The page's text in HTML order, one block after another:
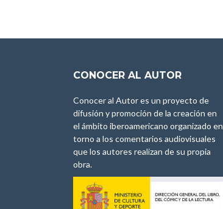
CONOCER AL AUTOR
Conocer al Autor es un proyecto de
difusión y promoción de la creación en
el ámbito iberoamericano organizado en
torno a los comentarios audiovisuales
que los autores realizan de su propia
obra.